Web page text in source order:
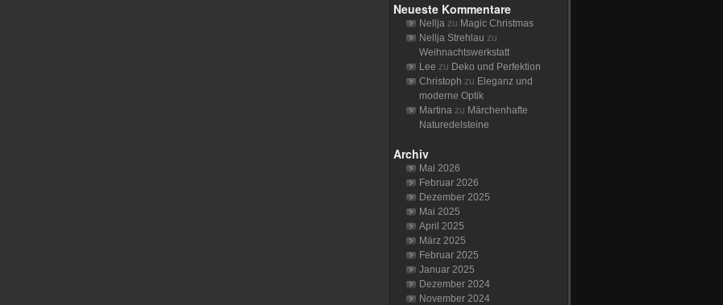
Neueste Kommentare
Nelljazu Magic Christmas
Nellja Strehlau zu
Weihnachtswerkstatt
Lee zu Deko und Perfektion
Christoph zu Eleganz und
moderne Optik
Martinazu Märchenhafte
Naturedelsteine
Archiv
Mai 2026
Februar 2026
Dezember 2025
Mai 2025
April 2025
März 2025
Februar 2025
Januar 2025
Dezember 2024
November 2024